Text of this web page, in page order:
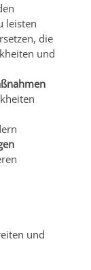
leisten
die
und
und